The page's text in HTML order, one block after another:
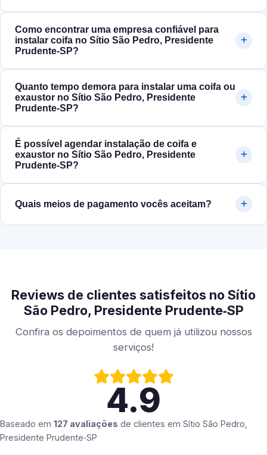
Como encontrar uma empresa confiável para
instalar coifa no Sítio São Pedro, Presidente
Prudente‑SP?
Quanto tempo demora para instalar uma coifa ou
exaustor no Sítio São Pedro, Presidente
Prudente‑SP?
É possível agendar instalação de coifa e
exaustor no Sítio São Pedro, Presidente
Prudente‑SP?
Quais meios de pagamento vocês aceitam?
Reviews de clientes satisfeitos no Sítio
São Pedro, Presidente Prudente‑SP
Confira os depoimentos de quem já utilizou nossos
serviços!
4.9
Baseado em 127 avaliações de clientes em Sítio São Pedro,
Presidente Prudente‑SP